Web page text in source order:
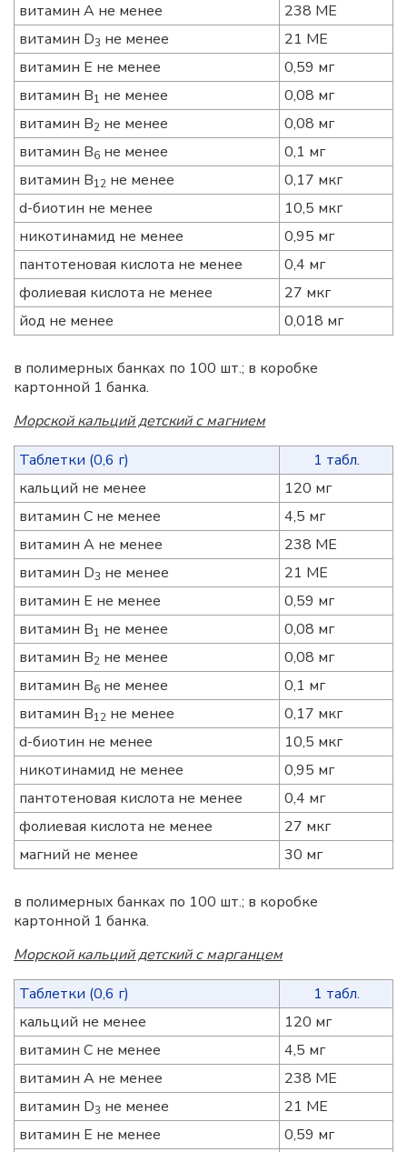
витамин А не менее
238 МЕ
витамин D3 не менее
21 МЕ
витамин Е не менее
0,59 мг
витамин B1 не менее
0,08 мг
витамин B2 не менее
0,08 мг
витамин B6не менее
0,1 мг
витамин B12 не менее
0,17 мкг
d-биотин не менее
10,5 мкг
никотинамид не менее
0,95 мг
пантотеновая кислота не менее
0,4 мг
фолиевая кислота не менее
27 мкг
йод не менее
0,018 мг
в полимерных банках по 100 шт.; в коробке
картонной 1 банка.
Морской кальций детский с магнием
Таблетки (0,6 г)
1 табл.
кальций не менее
120 мг
витамин С не менее
4,5 мг
витамин А не менее
238 МЕ
витамин D3 не менее
21 МЕ
витамин Е не менее
0,59 мг
витамин B1 не менее
0,08 мг
витамин B2 не менее
0,08 мг
витамин B6не менее
0,1 мг
витамин B12 не менее
0,17 мкг
d-биотин не менее
10,5 мкг
никотинамид не менее
0,95 мг
пантотеновая кислота не менее
0,4 мг
фолиевая кислота не менее
27 мкг
магний не менее
30 мг
в полимерных банках по 100 шт.; в коробке
картонной 1 банка.
Морской кальций детский с марганцем
Таблетки (0,6 г)
1 табл.
кальций не менее
120 мг
витамин С не менее
4,5 мг
витамин А не менее
238 МЕ
витамин D3 не менее
21 МЕ
витамин Е не менее
0,59 мг